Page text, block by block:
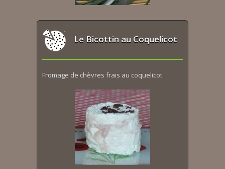
Le Bicottin au Coquelicot
Fromage de chèvres frais au coquelicot